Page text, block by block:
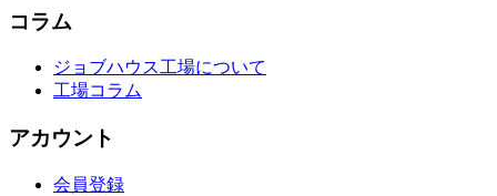
コラム
ジョブハウス工場について
工場コラム
アカウント
会員登録